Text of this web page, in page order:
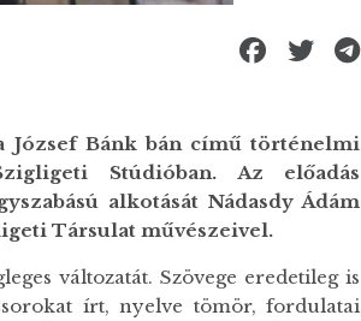
József Bánk bán című történelmi
Stúdióban. Az előadás
alkotását Nádasdy Ádám
Társulat művészeivel.
változatát. Szövege eredetileg is
írt, nyelve tömör, fordulatai